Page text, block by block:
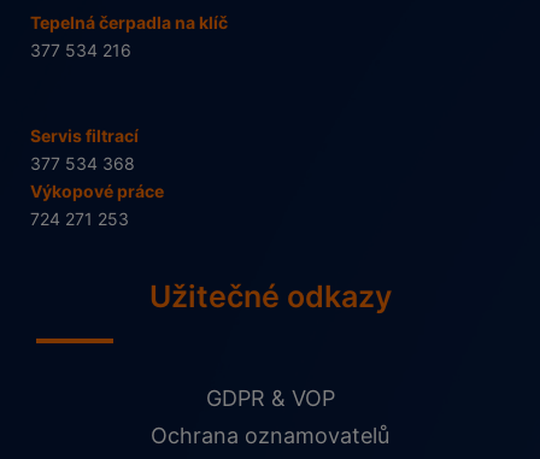
Tepelná čerpadla na klíč
377 534 216
Servis filtrací
377 534 368
Výkopové práce
724 271 253
Užitečné odkazy
GDPR & VOP
Ochrana oznamovatelů